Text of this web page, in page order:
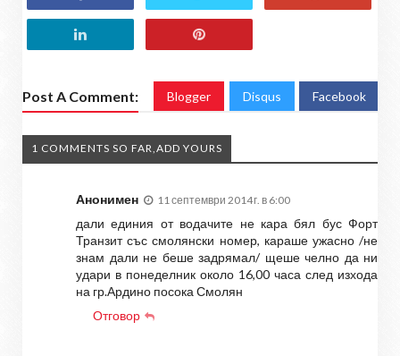
Post A Comment: Blogger Disqus Facebook
1 COMMENTS SO FAR,ADD YOURS
Анонимен 11 септември 2014 г. в 6:00
дали единия от водачите не кара бял бус Форт
Транзит със смолянски номер, караше ужасно /не
знам дали не беше задрямал/ щеше челно да ни
удари в понеделник около 16,00 часа след изхода
на гр.Ардино посока Смолян
Отговор